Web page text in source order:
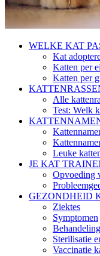
WELKE KAT
Kat
Katten per
Katten per
Alle
Test: Welk
Leuke
JE KAT
Opvoeding
GEZONDHEID
Ziektes
Symptomen
Sterilisatie
Vaccinatie